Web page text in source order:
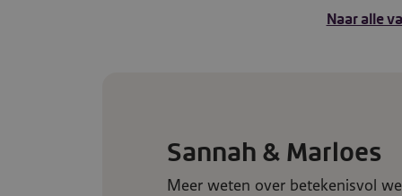
Naar alle
Sannah & Marloes
Meer weten over betekenisvol